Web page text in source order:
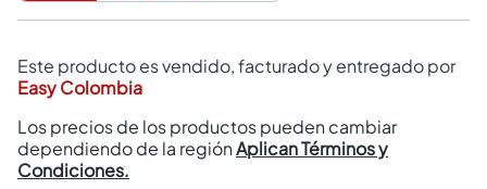
Este producto es vendido, facturado y entregado por
Easy Colombia
Los precios de los productos pueden cambiar
dependiendo de la regiónAplican Términos y
Condiciones.